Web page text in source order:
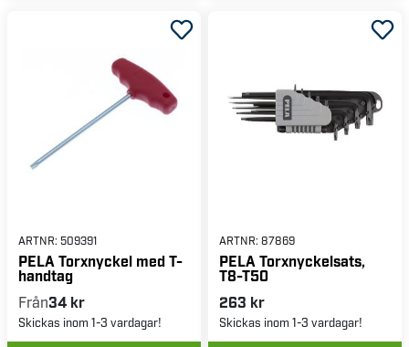
ARTNR: 509391
PELA Torxnyckel med T-
handtag
Från34 kr
Skickas inom 1-3 vardagar!
ARTNR: 87869
PELA Torxnyckelsats,
T8-T50
263 kr
Skickas inom 1-3 vardagar!